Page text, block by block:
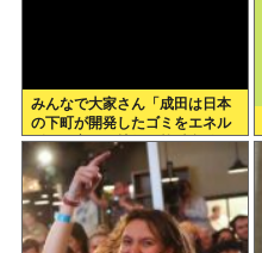
みんなで大家さん「成田は日本
の下町が開発したゴミをエネル
ギーに変える技術と核融合発電
を使うのでエコで高い資産価値
があり利益が出る